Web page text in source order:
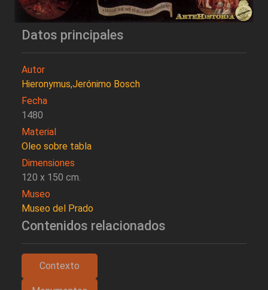
Datos principales
Autor
Hieronymus,Jerónimo Bosch
Fecha
1480
Material
Oleo sobre tabla
Dimensiones
120 x 150 cm.
Museo
Museo del Prado
Contenidos relacionados
Contexto